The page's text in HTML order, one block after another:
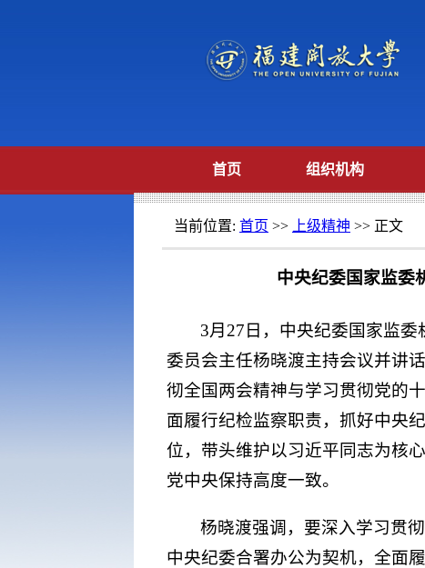
首页 组织机构
当前位置: 首页 >> 上级精神 >> 正文
中央纪委国家监委
3月27日，中央纪委国家监
委员会主任杨晓渡主持会议并讲
彻全国两会精神与学习贯彻党的
面履行纪检监察职责，抓好中央
位，带头维护以习近平同志为核
党中央保持高度一致。
杨晓渡强调，要深入学习贯
中央纪委合署办公为契机，全面